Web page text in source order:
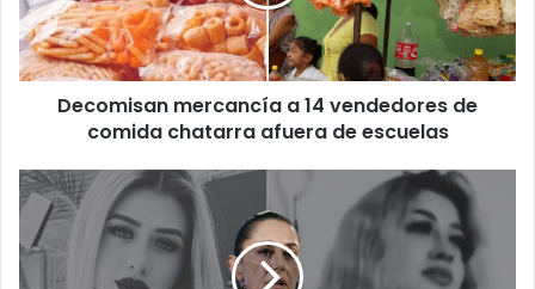
comida
chatarra
afuera
Decomisan mercancía a 14 vendedores de
comida chatarra afuera de escuelas
Lamenta
Sheinbaum
asesinato
de
influencer